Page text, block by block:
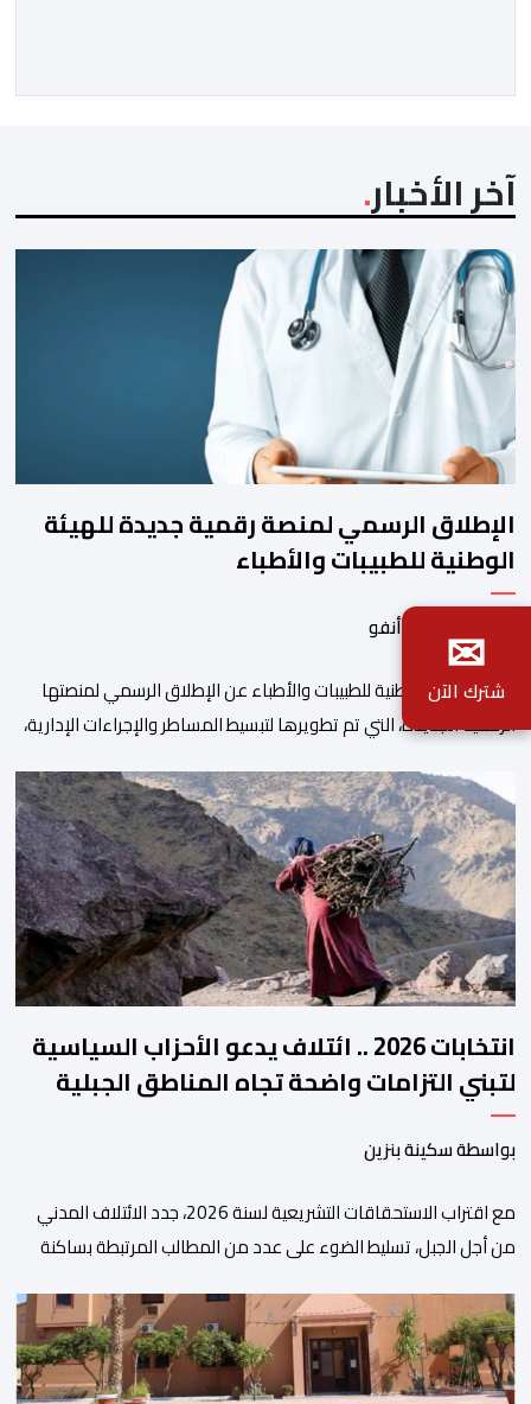
آخر الأخبار
الإطلاق الرسمي لمنصة رقمية جديدة للهيئة
الوطنية للطبيبات والأطباء
بواسطة أحداث.أنفو
أعلنت الهيئة الوطنية للطبيبات والأطباء عن الإطلاق الرسمي لمنصتها
الرقمية الجديدة، التي تم تطويرها لتبسيط المساطر والإجراءات الإدارية،
والمجالس الجهوية للهيئة إلى جانب الهيئة الوطنية. وذكر بلاغ للهيئة أن
هذه المنصة، التي تم إطلاقها في إطار استراتيجيتها الرامية إلى التحديث
والتحول الرقمي، تشكل خطوة مهمة في […]
انتخابات 2026 .. ائتلاف يدعو الأحزاب السياسية
لتبني التزامات واضحة تجاه المناطق الجبلية
بواسطة سكينة بنزين
مع اقتراب الاستحقاقات التشريعية لسنة 2026، جدد الائتلاف المدني
من أجل الجبل، تسليط الضوء على عدد من المطالب المرتبطة بساكنة
فيها الأحزاب السياسية، إلى ادراج 10 التزامات ضمن برامجها الانتخابية
المنتظرة، في إطار تعاقد سياسي مع المناطق الجبلية والانتقال من
الوعود الانتخابية إلى التزامات عملية […]
✉
شترك الآن